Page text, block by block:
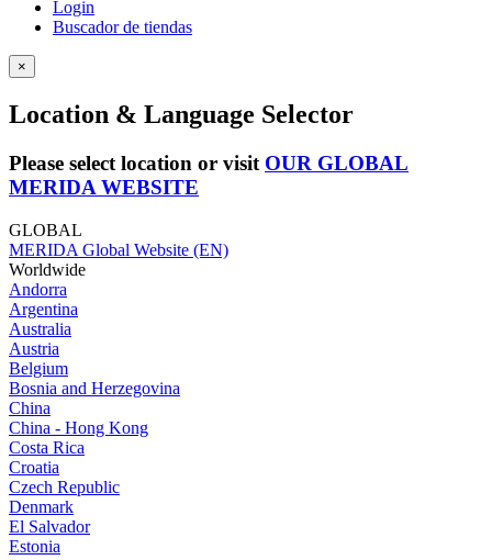
Login
Buscador de tiendas
×
Location & Language Selector
Please select location or visit OUR GLOBAL
MERIDA WEBSITE
GLOBAL
MERIDA Global Website (EN)
Worldwide
Andorra
Argentina
Australia
Austria
Belgium
Bosnia and Herzegovina
China
China - Hong Kong
Costa Rica
Croatia
Czech Republic
Denmark
El Salvador
Estonia